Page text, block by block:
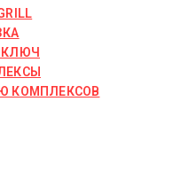
КЛЮЧ
КОМПЛЕКСОВ